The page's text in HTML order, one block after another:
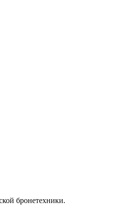
бронетехники.